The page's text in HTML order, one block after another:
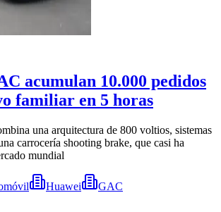
acumulan 10.000 pedidos
familiar en 5 horas
una arquitectura de 800 voltios, sistemas
carrocería shooting brake, que casi ha
mundial
Huawei
GAC